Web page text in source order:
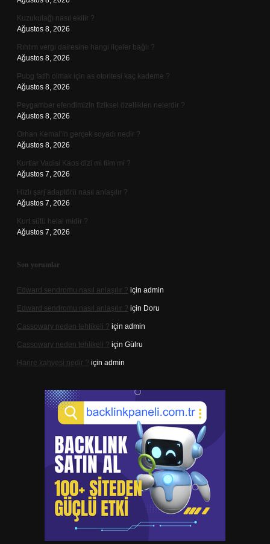
Kuzukulağı nasıl ekilir ?
Ağustos 8, 2026
Rıhtım vergi dairesine hangi ilçeler bağlı ?
Ağustos 8, 2026
Pubg fatih olmak için as otoritesi kaç kademe ?
Ağustos 8, 2026
Peygamber efendimizin fiziksel özellikleri nelerdir ?
Ağustos 8, 2026
Orhan Kemal’in gerçek soyadı nedir ?
Ağustos 8, 2026
Kurtlar Vadisi Kaos dizi mi film mi ?
Ağustos 7, 2026
Hızlı şarj adaptörü nasıl anlaşılır ?
Ağustos 7, 2026
Kurt sütü helal midir ?
Ağustos 7, 2026
Son yorumlar
Edward sendromu nasıl anlaşılır ? için admin
Edward sendromu nasıl anlaşılır ? için Doru
Cassowary neden tehlikeli ? için admin
Cassowary neden tehlikeli ? için Gülru
Harire kahvesi nedir ? için admin